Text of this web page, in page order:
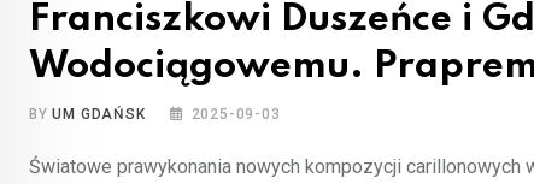
Franciszkowi Duszeńce i
Wodociągowemu.
BYUM GDAŃSK 2025-09-03
Światowe prawykonania nowych kompozycji